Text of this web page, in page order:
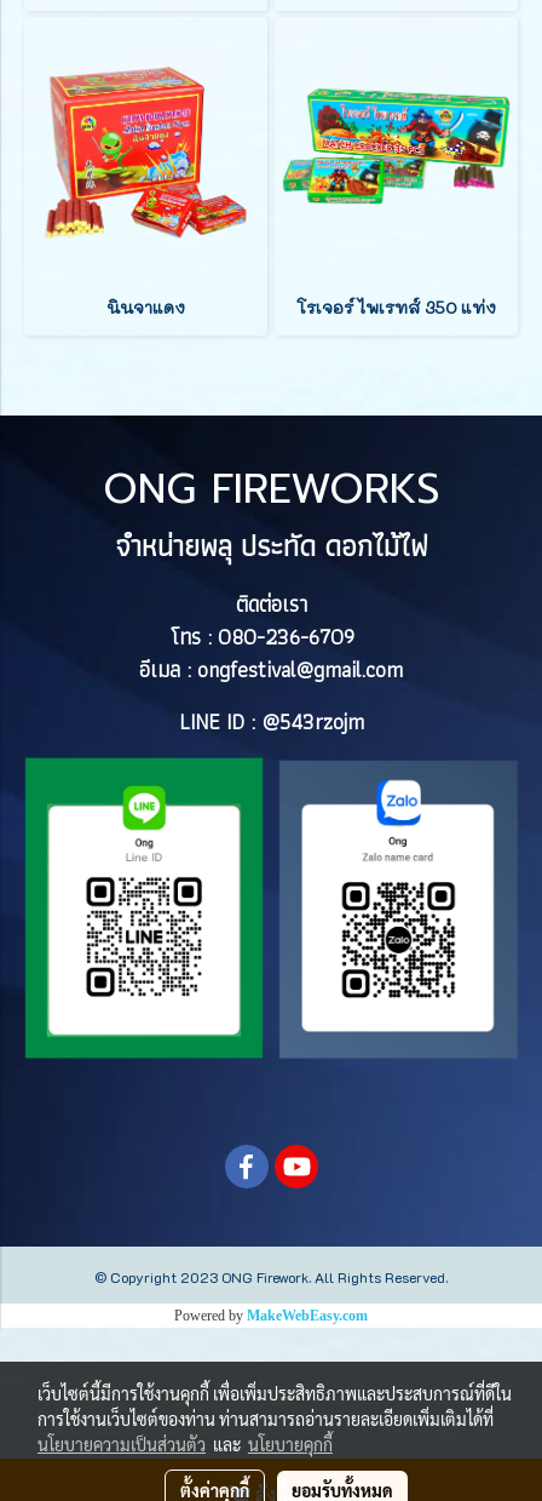
สั่งซื้อสินค้า
นินจาแดง โรเจอร์ ไพเรทส์ 350 แท่ง
ONG FIREWORKS
จำหน่ายพลุ ประทัด ดอกไม้ไฟ
ติดต่อเรา
โทร : 080-236-6709
อีเมล : ongfestival@gmail.com
LINE ID : @543rzojm
© Copyright 2023 ONG Firework.All Rights Reserved.
Powered by MakeWebEasy.com
เว็บไซต์นี้มีการใช้งานคุกกี้ เพื่อเพิ่มประสิทธิภาพและประสบการณ์ที่ดีใน
การใช้งานเว็บไซต์ของท่าน ท่านสามารถอ่านรายละเอียดเพิ่มเติมได้ที่
นโยบายความเป็นส่วนตัว และ นโยบายคุกกี้
ตั้งค่าคุกกี้ ยอมรับทั้งหมด